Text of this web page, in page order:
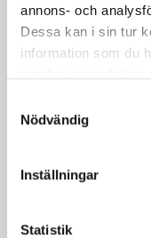
annons- och
Dessa kan i sin tur
information som du
Nödvändig
Inställningar
Statistik